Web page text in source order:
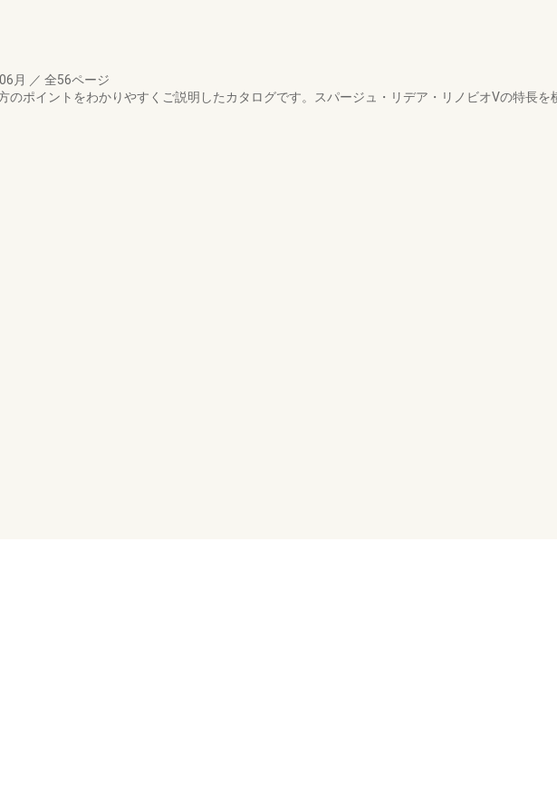
月 ／ 全56ページ
のポイントをわかりやすくご説明したカタログです。スパージュ・リデア・リノビオVの特長を